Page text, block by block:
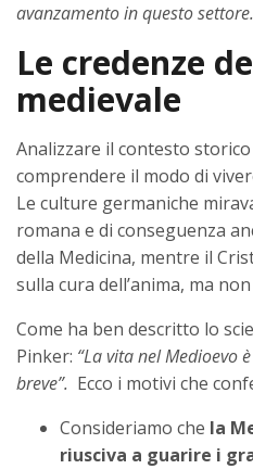
avanzamento in questo settore.
Le credenze
medievale
Analizzare il contesto
comprendere il modo di
Le culture germaniche
romana e di conseguenza
della Medicina, mentre il
sulla cura dell’anima, ma
Come ha ben descritto lo
Pinker: “La vita nel Medioevo
breve”. Ecco i motivi che
Consideriamo che la
riusciva a guarire i